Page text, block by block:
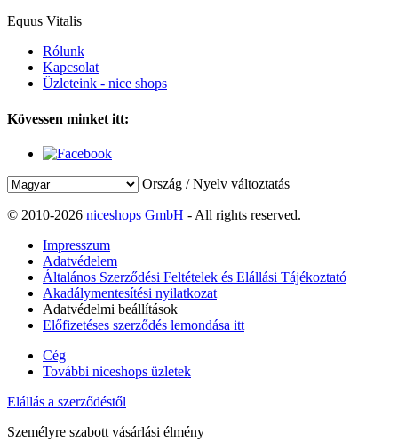
Equus Vitalis
Rólunk
Kapcsolat
Üzleteink - nice shops
Kövessen minket itt:
Ország / Nyelv változtatás
© 2010-2026 niceshops GmbH - All rights reserved.
Impresszum
Adatvédelem
Általános Szerződési Feltételek és Elállási Tájékoztató
Akadálymentesítési nyilatkozat
Adatvédelmi beállítások
Előfizetéses szerződés lemondása itt
Cég
További niceshops üzletek
Elállás a szerződéstől
Személyre szabott vásárlási élmény